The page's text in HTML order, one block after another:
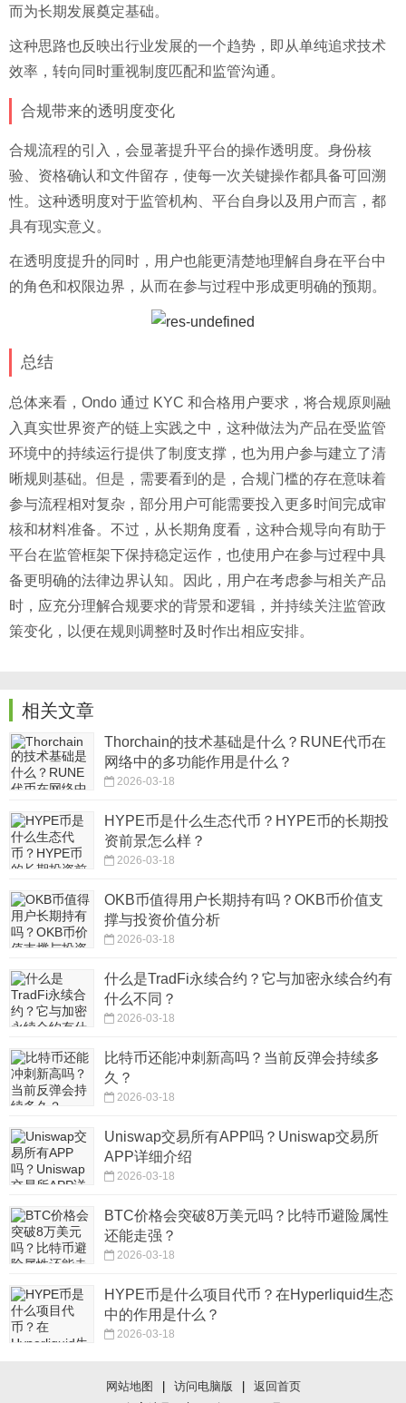
而为长期发展奠定基础。
这种思路也反映出行业发展的一个趋势，即从单纯追求技术
效率，转向同时重视制度匹配和监管沟通。
合规带来的透明度变化
合规流程的引入，会显著提升平台的操作透明度。身份核
验、资格确认和文件留存，使每一次关键操作都具备可回溯
性。这种透明度对于监管机构、平台自身以及用户而言，都
具有现实意义。
在透明度提升的同时，用户也能更清楚地理解自身在平台中
的角色和权限边界，从而在参与过程中形成更明确的预期。
总结
总体来看，Ondo 通过 KYC 和合格用户要求，将合规原则融
入真实世界资产的链上实践之中，这种做法为产品在受监管
环境中的持续运行提供了制度支撑，也为用户参与建立了清
晰规则基础。但是，需要看到的是，合规门槛的存在意味着
参与流程相对复杂，部分用户可能需要投入更多时间完成审
核和材料准备。不过，从长期角度看，这种合规导向有助于
平台在监管框架下保持稳定运作，也使用户在参与过程中具
备更明确的法律边界认知。因此，用户在考虑参与相关产品
时，应充分理解合规要求的背景和逻辑，并持续关注监管政
策变化，以便在规则调整时及时作出相应安排。
相关文章
Thorchain的技术基础是什么？RUNE代币在
网络中的多功能作用是什么？
2026-03-18
HYPE币是什么生态代币？HYPE币的长期投
资前景怎么样？
2026-03-18
OKB币值得用户长期持有吗？OKB币价值支
撑与投资价值分析
2026-03-18
什么是TradFi永续合约？它与加密永续合约有
什么不同？
2026-03-18
比特币还能冲刺新高吗？当前反弹会持续多
久？
2026-03-18
Uniswap交易所有APP吗？Uniswap交易所
APP详细介绍
2026-03-18
BTC价格会突破8万美元吗？比特币避险属性
还能走强？
2026-03-18
HYPE币是什么项目代币？在Hyperliquid生态
中的作用是什么？
2026-03-18
网站地图 | 访问电脑版 |
返回首页